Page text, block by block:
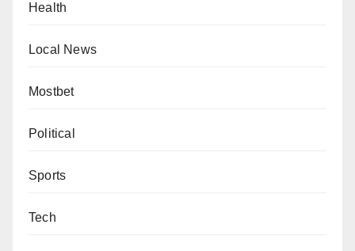
Health
Local News
Mostbet
Political
Sports
Tech